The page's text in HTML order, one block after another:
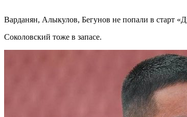
Варданян, Алыкулов, Бегунов не попали в старт
Соколовский тоже в запасе.